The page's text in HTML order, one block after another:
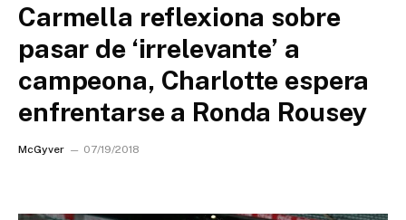
Carmella reflexiona sobre
pasar de ‘irrelevante’ a
campeona, Charlotte espera
enfrentarse a Ronda Rousey
McGyver 07/19/2018